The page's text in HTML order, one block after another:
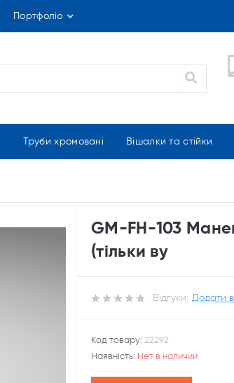
Портфоліо
Труби хромовані Вішалки та стійки
GM-FH-103
(тільки ву
Відгуки: Додати
Код товару: 22292
Наявність: Нет в наличии